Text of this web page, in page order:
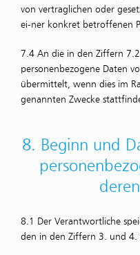
von vertraglichen oder
ei-ner konkret betroffenen
7.4 An die in den Ziffern
personenbezogene Daten
übermittelt, wenn dies im
genannten Zwecke
8. Beginn und
8.1 Der Verantwortliche
den in den Ziffern 3. und 4.